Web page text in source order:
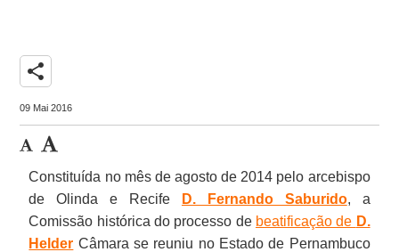
share
09 Mai 2016
Constituída no mês de agosto de 2014 pelo arcebispo
de Olinda e Recife
D. Fernando Saburido, a
Comissão histórica do processo de beatificação de D.
Helder Câmara se reuniu no Estado de Pernambuco